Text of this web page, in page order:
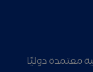
معتمدة دوليًا